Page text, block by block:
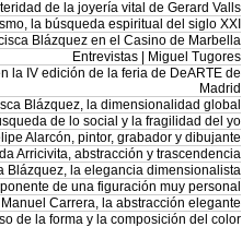
de la joyería vital de Gerard Valls
la búsqueda espiritual del siglo XXI
Blázquez en el Casino de Marbella
Entrevistas |
Miguel Tugores
la IV edición de la feria de DeARTE de
Madrid
Blázquez, la dimensionalidad global
de lo social y la fragilidad del yo
Alarcón, pintor, grabador y dibujante
Arricivita, abstracción y trascendencia
Blázquez, la elegancia dimensionalista
de una figuración muy personal
Manuel Carrera, la abstracción elegante
de la forma y la composición del color